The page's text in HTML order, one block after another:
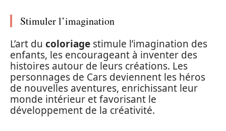
Stimuler l’imagination
L’art du coloriage stimule l’imagination des
enfants, les encourageant à inventer des
histoires autour de leurs créations. Les
personnages de Cars deviennent les héros
de nouvelles aventures, enrichissant leur
monde intérieur et favorisant le
développement de la créativité.